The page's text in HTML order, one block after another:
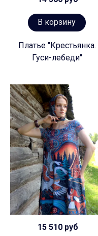
В корзину
Платье "Крестьянка.
Гуси-лебеди"
15 510 руб